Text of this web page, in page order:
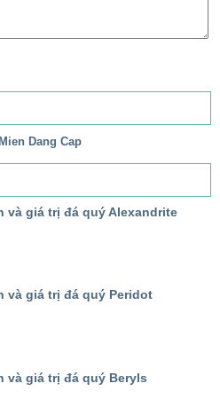
và giá trị đá quý Alexandrite
và giá trị đá quý Peridot
và giá trị đá quý Beryls